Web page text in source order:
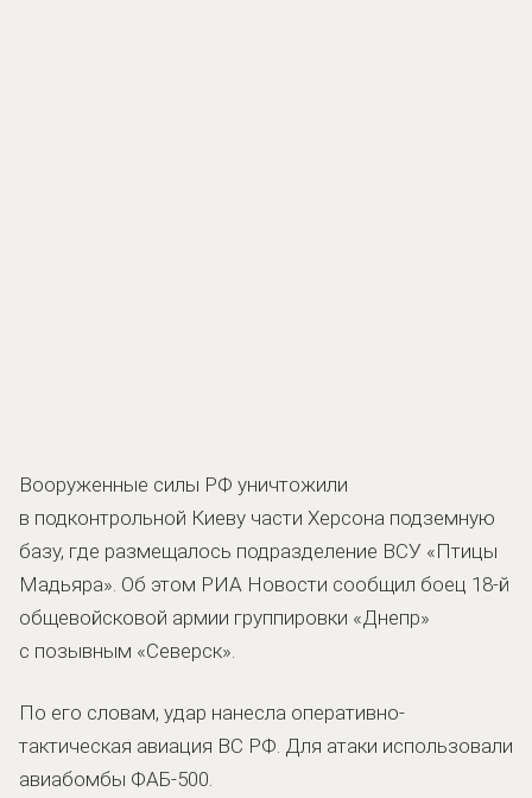
Вооруженные силы РФ уничтожили
в подконтрольной Киеву части Херсона подземную
базу, где размещалось подразделение ВСУ «Птицы
Мадьяра». Об этом РИА Новости сообщил боец 18-й
общевойсковой армии группировки «Днепр»
с позывным «Северск».
По его словам, удар нанесла оперативно-
тактическая авиация ВС РФ. Для атаки использовали
авиабомбы ФАБ-500.